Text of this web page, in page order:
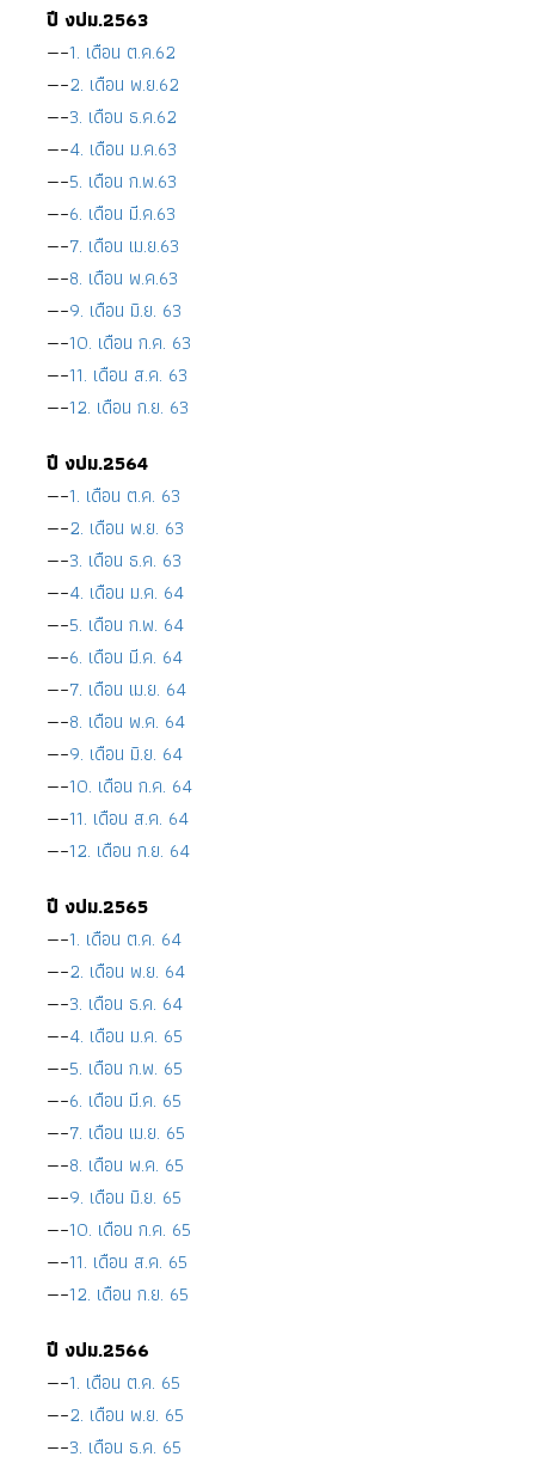
ปี งปม.2563
—–1. เดือน ต.ค.62
—–2. เดือน พ.ย.62
—–3. เดือน ธ.ค.62
—–4. เดือน ม.ค.63
—–5. เดือน ก.พ.63
—–6. เดือน มี.ค.63
—–7. เดือน เม.ย.63
—–8. เดือน พ.ค.63
—–9. เดือน มิ.ย. 63
—–10. เดือน ก.ค. 63
—–11. เดือน ส.ค. 63
—–12. เดือน ก.ย. 63
ปี งปม.2564
—–1. เดือน ต.ค. 63
—–2. เดือน พ.ย. 63
—–3. เดือน ธ.ค. 63
—–4. เดือน ม.ค. 64
—–5. เดือน ก.พ. 64
—–6. เดือน มี.ค. 64
—–7. เดือน เม.ย. 64
—–8. เดือน พ.ค. 64
—–9. เดือน มิ.ย. 64
—–10. เดือน ก.ค. 64
—–11. เดือน ส.ค. 64
—–12. เดือน ก.ย. 64
ปี งปม.2565
—–1. เดือน ต.ค. 64
—–2. เดือน พ.ย. 64
—–3. เดือน ธ.ค. 64
—–4. เดือน ม.ค. 65
—–5. เดือน ก.พ. 65
—–6. เดือน มี.ค. 65
—–7. เดือน เม.ย. 65
—–8. เดือน พ.ค. 65
—–9. เดือน มิ.ย. 65
—–10. เดือน ก.ค. 65
—–11. เดือน ส.ค. 65
—–12. เดือน ก.ย. 65
ปี งปม.2566
—–1. เดือน ต.ค. 65
—–2. เดือน พ.ย. 65
—–3. เดือน ธ.ค. 65